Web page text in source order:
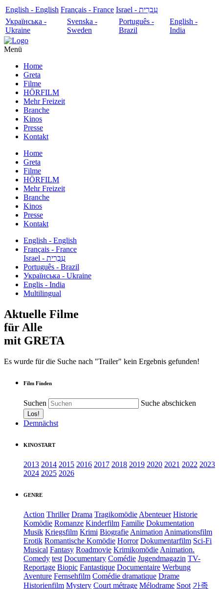
English - English Français - France
עִבְרִית - Israel
Українська -
Ukraine
Svenska -
Sweden
Português -
Brazil
English -
India
Menü
Home
Greta
Filme
HÖRFILM
Mehr Freizeit
Branche
Kinos
Presse
Kontakt
Home
Greta
Filme
HÖRFILM
Mehr Freizeit
Branche
Kinos
Presse
Kontakt
English - English
Français - France
עִבְרִית - Israel
Português - Brazil
Українська - Ukraine
Englis - India
Multilingual
Aktuelle Filme
für Alle
mit GRETA
Es wurde für die Suche nach "Trailer" kein Ergebnis gefunden!
Film Finden
Suchen Suche abschicken
Demnächst
KINOSTART
2013 2014 2015 2016 2017 2018 2019 2020 2021 2022 2023
2024 2025 2026
GENRE
Action Thriller Drama Tragikomödie Abenteuer Historie
Komödie Romanze Kinderfilm Familie Dokumentation
Musik Kriegsfilm Krimi Biografie Animation Animationsfilm
Erotik Romantische Komödie Horror Dokumentarfilm Sci-Fi
Musical Fantasy Roadmovie Krimikomödie Animation.
Comedy test Documentary Comédie Jugendmagazin TV-
Reportage Biopic Fantastique Documentaire Werbung
Aventure Fernsehfilm Comédie dramatique Drame
Historienfilm Mystery Court métrage Mélodrame Spot 가족